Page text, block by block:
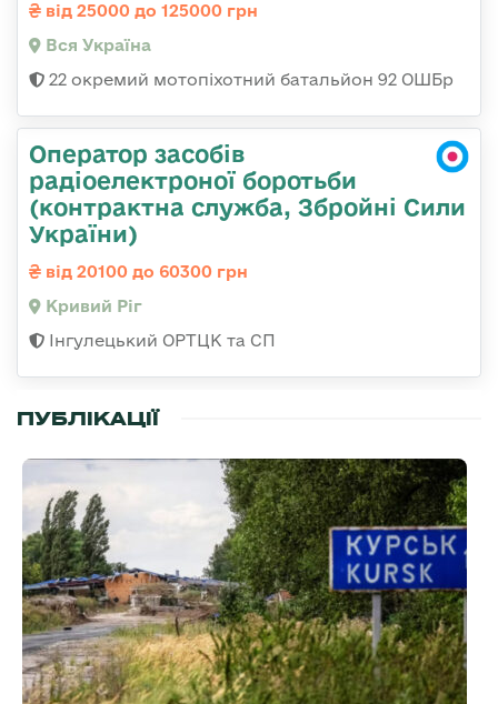
від 25000 до 125000 грн
Вся Україна
22 окремий мотопіхотний батальйон 92 ОШБр
Оператор засобів
радіоелектроної боротьби
(контрактна служба, Збройні Сили
України)
від 20100 до 60300 грн
Кривий Ріг
Інгулецький ОРТЦК та СП
ПУБЛІКАЦІЇ